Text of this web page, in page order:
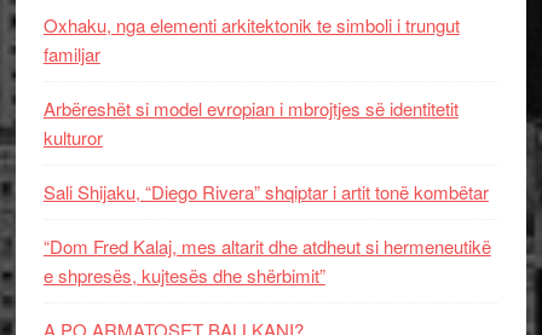
Oxhaku, nga elementi arkitektonik te simboli i trungut
familjar
Arbëreshët si model evropian i mbrojtjes së identitetit
kulturor
Sali Shijaku, “Diego Rivera” shqiptar i artit tonë kombëtar
“Dom Fred Kalaj, mes altarit dhe atdheut si hermeneutikë
e shpresës, kujtesës dhe shërbimit”
A PO ARMATOSET BALLKANI?